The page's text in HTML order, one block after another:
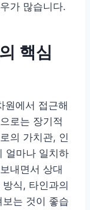
가 많습니다.
핵심
에서 접근해
로는 장기적
의 가치관, 인
얼마나 일치하
내면서 상대
식, 타인과의
는 것이 좋습